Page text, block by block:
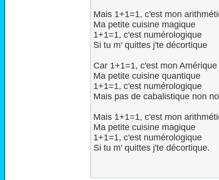
Mais 1+1=1, c'est mon
Ma petite cuisine magique
1+1=1, c'est numérologique
Si tu m' quittes j'te décortique
Car 1+1=1, c'est mon Amérique
Ma petite cuisine quantique
1+1=1, c'est numérologique
Mais pas de cabalistique non
Mais 1+1=1, c'est mon
Ma petite cuisine magique
1+1=1, c'est numérologique
Si tu m' quittes j'te décortique.